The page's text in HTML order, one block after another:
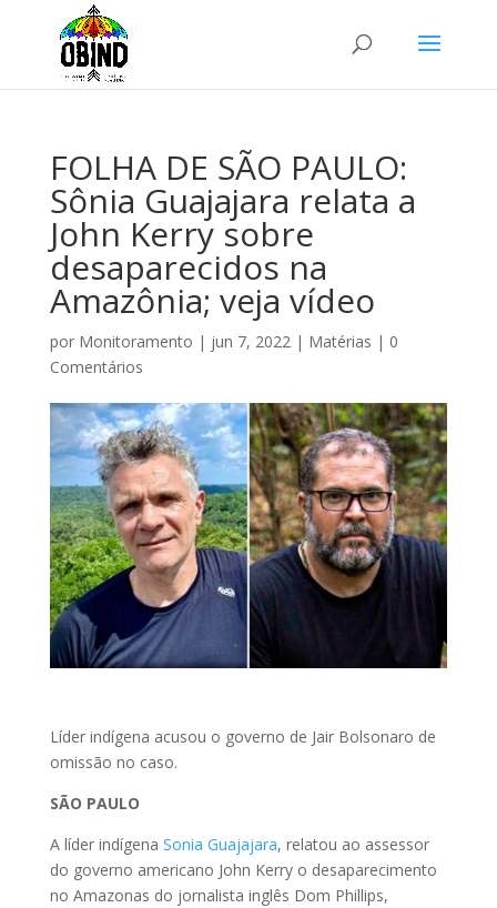
FOLHA DE SÃO PAULO:
Sônia Guajajara relata a
John Kerry sobre
desaparecidos na
Amazônia; veja vídeo
por Monitoramento | jun 7, 2022| Matérias | 0
Comentários
Líder indígena acusou o governo de Jair Bolsonaro de
omissão no caso.
SÃO PAULO
A líder indígena Sonia Guajajara, relatou ao assessor
do governo americano John Kerry o desaparecimento
no Amazonas do jornalista inglês Dom Phillips,